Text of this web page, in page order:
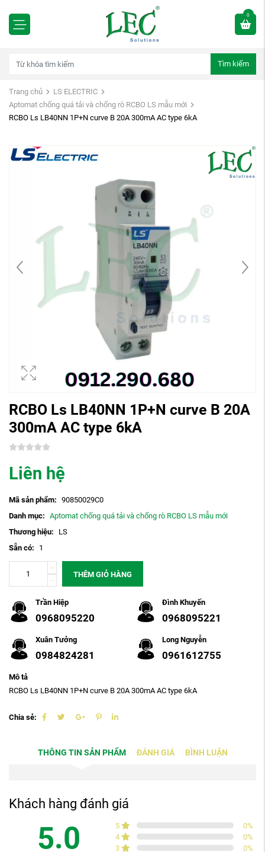
0
Tìm kiếm
Trang chủ
LS ELECTRIC
Aptomat chống quá tải và chống rò RCBO LS mẫu mới
RCBO Ls LB40NN 1P+N curve B 20A 300mA AC type 6kA
RCBO Ls LB40NN 1P+N curve B 20A
300mA AC type 6kA
Liên hệ
Mã sản phẩm: 90850029C0
Danh mục: Aptomat chống quá tải và chống rò RCBO LS mẫu mới
Thương hiệu:
LS
Sẵn có:
1
THÊM GIỎ HÀNG
Trần Hiệp
0968095220
Đình Khuyến
0968095221
Xuân Tưởng
0984824281
Long Nguyễn
0961612755
Mô tả
RCBO Ls LB40NN 1P+N curve B 20A 300mA AC type 6kA
Chia sẻ:
THÔNG TIN SẢN PHẨM ĐÁNH GIÁ BÌNH LUẬN
Khách hàng đánh giá
5.0 5 0%
4
0%
3
0%